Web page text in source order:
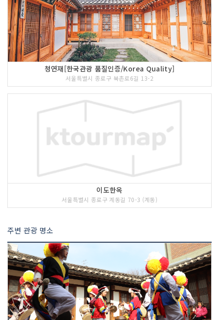
4 코스 : 삼청공원
삼청공원은 서울 시내 중심부에 위치한
공원으로 교통이 편리한데다 주변에 화랑
가, 별미집들이 많아 시민들의 산책 코스
는 삼청공원에는 고려 충신 정몽주와 그
어머니의 시조비가 있으며, 공원 한복판
에는 약수터가 있다. 가을이면 단풍이 아
름답다.
5 코스 : 인사동길
청연재[한국관광 품질인증/Korea Quality]
서울특별시 종로구 북촌로6길 13-2
이도한옥
서울특별시 종로구 계동길 70-3 (계동)
주변 관광 명소